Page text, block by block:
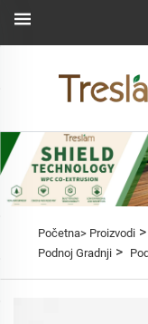
Početna> Proizvodi>
Podnoj Gradnji>